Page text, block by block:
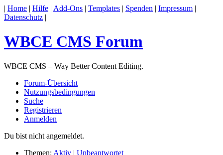
| Home | Hilfe | Add-Ons | Templates | Spenden | Impressum |
Datenschutz |
WBCE CMS Forum
WBCE CMS – Way Better Content Editing.
Forum-Übersicht
Nutzungsbedingungen
Suche
Registrieren
Anmelden
Du bist nicht angemeldet.
Themen: Aktiv | Unbeantwortet